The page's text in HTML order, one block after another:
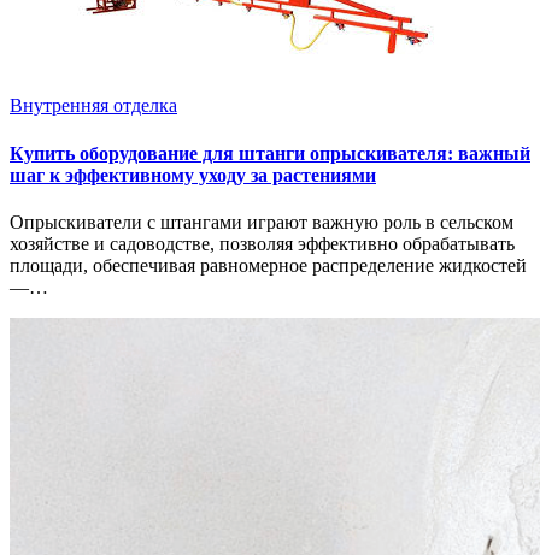
Внутренняя отделка
Купить оборудование для штанги опрыскивателя: важный
шаг к эффективному уходу за растениями
Опрыскиватели с штангами играют важную роль в сельском
хозяйстве и садоводстве, позволяя эффективно обрабатывать
площади, обеспечивая равномерное распределение жидкостей
—…